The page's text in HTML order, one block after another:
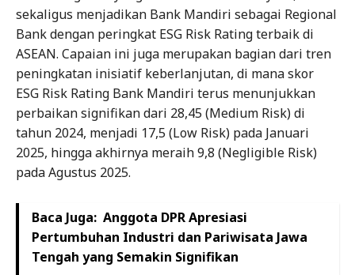
sekaligus menjadikan Bank Mandiri sebagai Regional
Bank dengan peringkat ESG Risk Rating terbaik di
ASEAN. Capaian ini juga merupakan bagian dari tren
peningkatan inisiatif keberlanjutan, di mana skor
ESG Risk Rating Bank Mandiri terus menunjukkan
perbaikan signifikan dari 28,45 (Medium Risk) di
tahun 2024, menjadi 17,5 (Low Risk) pada Januari
2025, hingga akhirnya meraih 9,8 (Negligible Risk)
pada Agustus 2025.
Baca Juga: Anggota DPR Apresiasi
Pertumbuhan Industri dan Pariwisata Jawa
Tengah yang Semakin Signifikan